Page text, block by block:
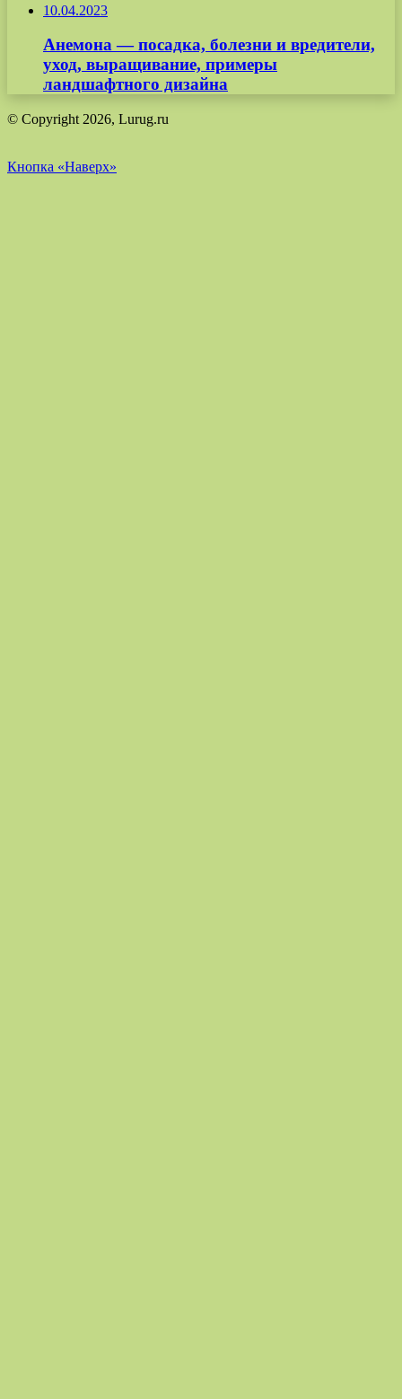
10.04.2023
Анемона — посадка, болезни и вредители,
уход, выращивание, примеры
ландшафтного дизайна
© Copyright 2026, Lurug.ru
Кнопка «Наверх»